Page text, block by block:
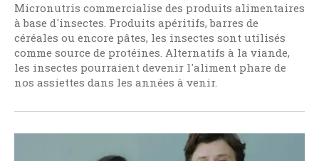
Micronutris commercialise des produits alimentaires
à base d'insectes. Produits apéritifs, barres de
céréales ou encore pâtes, les insectes sont utilisés
comme source de protéines. Alternatifs à la viande,
les insectes pourraient devenir l'aliment phare de
nos assiettes dans les années à venir.